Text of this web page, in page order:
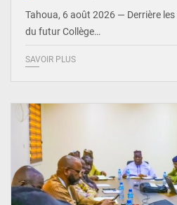
Tahoua, 6 août 2026 — Derrière
du futur Collège…
SAVOIR PLUS